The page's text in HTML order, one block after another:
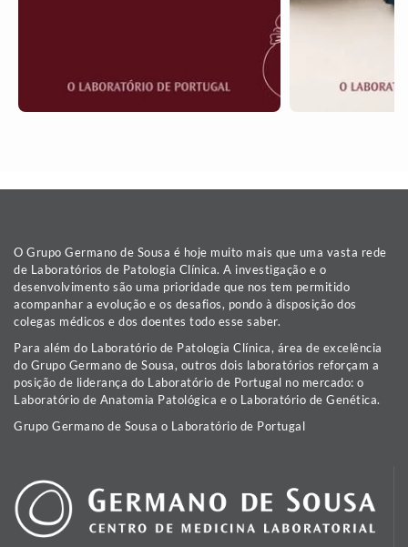
O Grupo Germano de Sousa é hoje muito mais que uma vasta rede
de Laboratórios de Patologia Clínica. A investigação e o
desenvolvimento são uma prioridade que nos tem permitido
acompanhar a evolução e os desafios, pondo à disposição dos
colegas médicos e dos doentes todo esse saber.
Para além do Laboratório de Patologia Clínica, área de excelência
do Grupo Germano de Sousa, outros dois laboratórios reforçam a
posição de liderança do Laboratório de Portugal no mercado: o
Laboratório de Anatomia Patológica e o Laboratório de Genética.
Grupo Germano de Sousa o Laboratório de Portugal